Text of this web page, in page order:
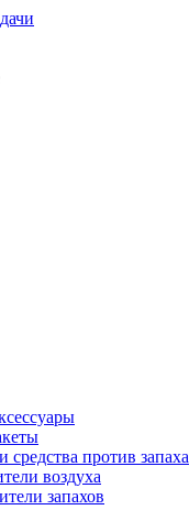
средства против запаха
воздуха
запахов